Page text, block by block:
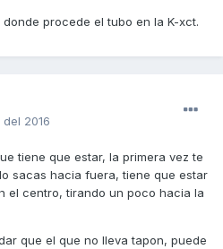
procede el tubo en la K-xct.
2016
tiene que estar, la primera vez te
sacas hacia fuera, tiene que estar
el centro, tirando un poco hacia la
que el que no lleva tapon, puede